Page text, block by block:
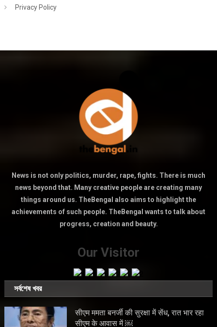
Privacy Policy
News is not only politics, murder, rape, fights. There is much
news beyond that. Many creative people are creating many
things around us. TheBengal also aims to highlight the
achievements of such people. TheBengal wants to talk about
progress, creation and beauty.
Our Visitor
সর্বশেষ খবর
सीएम ममता बनर्जी की सुरक्षा में सेंध, रात भार रहा
सीएम के आवास में ￼